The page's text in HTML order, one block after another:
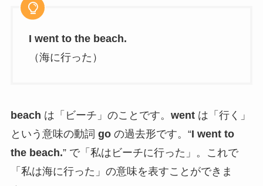
I went to the beach.
（海に行った）
beach は「ビーチ」のことです。 went は「行く」
という意味の動詞 go の過去形です。“I went to
the beach.” で「私はビーチに行った」。これで
「私は海に行った」の意味を表すことができま